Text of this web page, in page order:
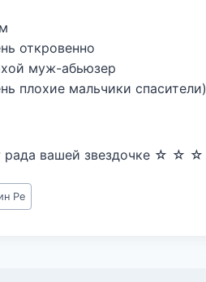
откровенно
муж-абьюзер
плохие мальчики спасители)
рада вашей звездочке ☆ ☆ ☆
Ре